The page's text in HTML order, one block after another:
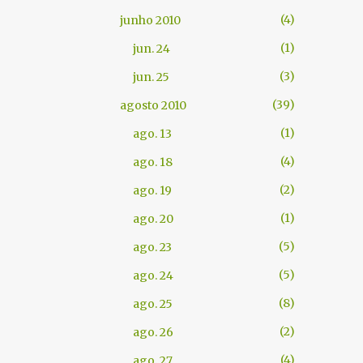
junho 2010
4
jun. 24
1
jun. 25
3
agosto 2010
39
ago. 13
1
ago. 18
4
ago. 19
2
ago. 20
1
ago. 23
5
ago. 24
5
ago. 25
8
ago. 26
2
4